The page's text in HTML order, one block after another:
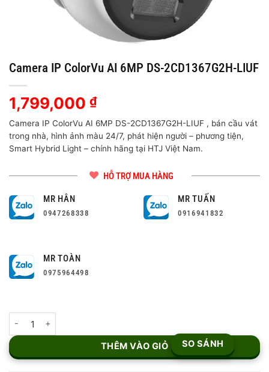
Camera IP ColorVu AI 6MP DS-2CD1367G2H-LIUF
1,799,000 ₫
Camera IP ColorVu AI 6MP DS-2CD1367G2H-LIUF , bán cầu vát
trong nhà, hình ảnh màu 24/7, phát hiện người – phương tiện,
Smart Hybrid Light – chính hãng tại HTJ Việt Nam.
HỖ TRỢ MUA HÀNG
MR HÂN
0947268338
MR TUẤN
0916941832
MR TOÀN
0975964498
THÊM VÀO GIỎ SO SÁNH